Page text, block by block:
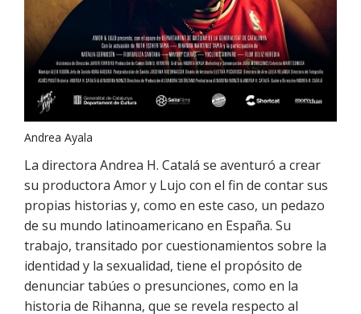
Andrea Ayala
La directora Andrea H. Catalá se aventuró a crear
su productora Amor y Lujo con el fin de contar sus
propias historias y, como en este caso, un pedazo
de su mundo latinoamericano en España. Su
trabajo, transitado por cuestionamientos sobre la
identidad y la sexualidad, tiene el propósito de
denunciar tabúes o presunciones, como en la
historia de Rihanna, que se revela respecto al